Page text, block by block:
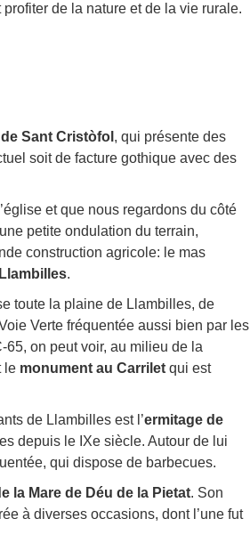
de la nature et de la vie rurale.
Sant Cristòfol , qui présente des
soit de facture gothique avec des
et que nous regardons du côté
petite ondulation du terrain,
construction agricole: le mas
.
toute la plaine de Llambilles, de
Verte fréquentée aussi bien par les
on peut voir, au milieu de la
le monument au Carrilet qui est
de Llambilles est l’ermitage de
depuis le IXe siècle. Autour de lui
qui dispose de barbecues.
la Mare de Déu de la Pietat. Son
à diverses occasions, dont l’une fut